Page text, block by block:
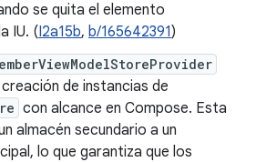
se quita el elemento
IU. (I2a15b, b/165642391)
de instancias de
con alcance en Compose. Esta
almacén secundario a un
lo que garantiza que los